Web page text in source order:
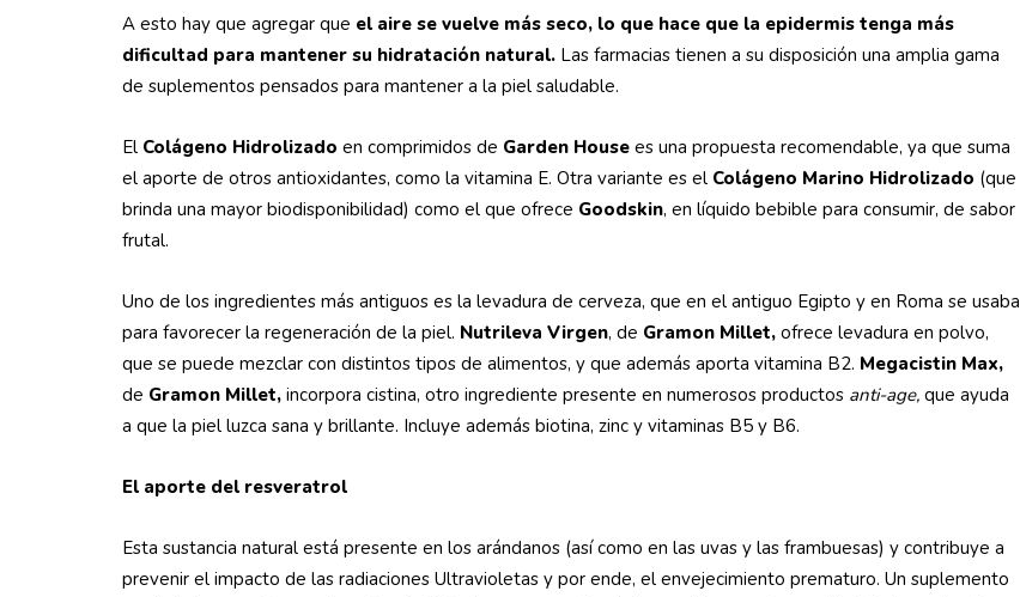
A esto hay que agregar que el aire se vuelve más seco, lo que hace que la epidermis tenga más
dificultad para mantener su hidratación natural. Las farmacias tienen a su disposición una amplia gama
de suplementos pensados para mantener a la piel saludable.
El Colágeno Hidrolizado en comprimidos de Garden House es una propuesta recomendable, ya que suma
el aporte de otros antioxidantes, como la vitamina E. Otra variante es el Colágeno Marino Hidrolizado (que
brinda una mayor biodisponibilidad) como el que ofrece Goodskin, en líquido bebible para consumir, de sabor
frutal.
Uno de los ingredientes más antiguos es la levadura de cerveza, que en el antiguo Egipto y en Roma se usaba
para favorecer la regeneración de la piel. Nutrileva Virgen, de Gramon Millet, ofrece levadura en polvo,
que se puede mezclar con distintos tipos de alimentos, y que además aporta vitamina B2. Megacistin Max,
de Gramon Millet, incorpora cistina, otro ingrediente presente en numerosos productos anti-age, que ayuda
a que la piel luzca sana y brillante. Incluye además biotina, zinc y vitaminas B5 y B6.
El aporte del resveratrol
Esta sustancia natural está presente en los arándanos (así como en las uvas y las frambuesas) y contribuye a
prevenir el impacto de las radiaciones Ultravioletas y por ende, el envejecimiento prematuro. Un suplemento